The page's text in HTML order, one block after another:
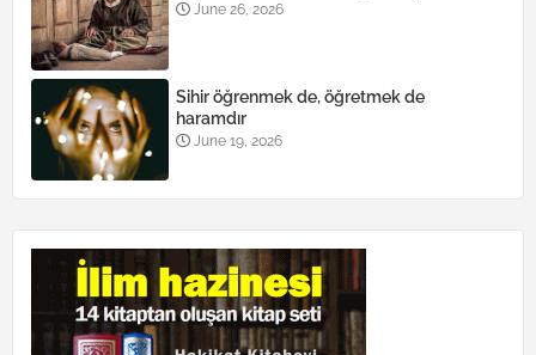
June 26, 2026
Sihir öğrenmek de, öğretmek de
haramdır
June 19, 2026